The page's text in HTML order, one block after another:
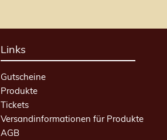
Links
Gutscheine
Produkte
Tickets
Versandinformationen für Produkte
AGB